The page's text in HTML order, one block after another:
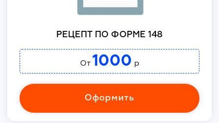
РЕЦЕПТ ПО ФОРМЕ 148
От 1000 р
Оформить